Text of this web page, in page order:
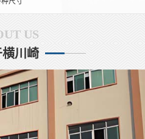
US
横川崎
础 1. **材料批次化管理** - 同一
平整度差异
伪标签的质量
决定其防伪有效性，核心要从**源头
层把关。 一、源头控制：
选择高目数丝网（如
细纹理能清晰呈现，目数过低易导
，出现局